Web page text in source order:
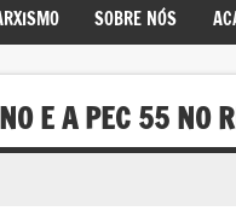
SOBRE NÓS
E A PEC 55 NO